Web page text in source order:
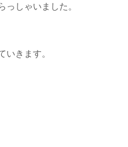
っしゃいました。
いきます。